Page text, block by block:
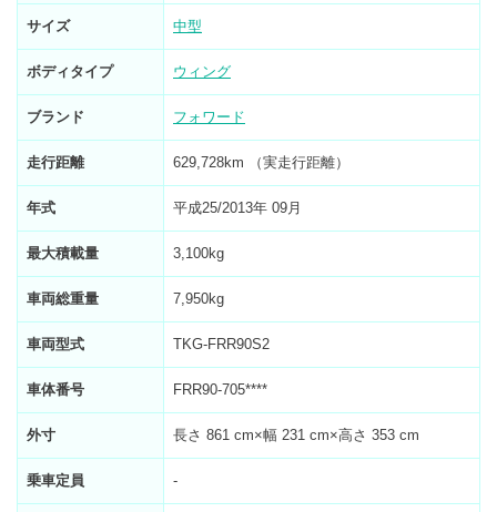
サイズ 中型
ボディタイプ ウィング
ブランド フォワード
走行距離 629,728km （実走行距離）
年式 平成25/2013年 09月
最大積載量 3,100kg
車両総重量 7,950kg
車両型式 TKG-FRR90S2
車体番号 FRR90-705****
外寸 長さ 861 cm×幅 231 cm×高さ 353 cm
乗車定員 -